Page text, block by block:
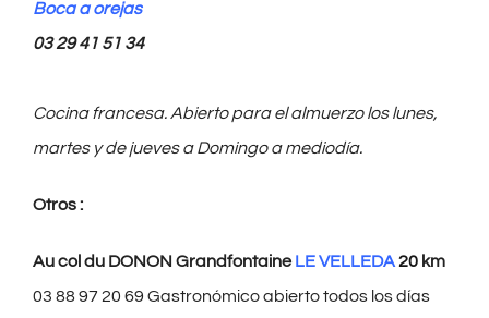
Boca a orejas
03 29 41 51 34
Cocina francesa. Abierto para el almuerzo los lunes,
martes y de jueves aDomingo a mediodía.
Otros :
Au col du DONON GrandfontaineLE VELLEDA20 km
03 88 97 20 69 Gastronómico abierto todos los días